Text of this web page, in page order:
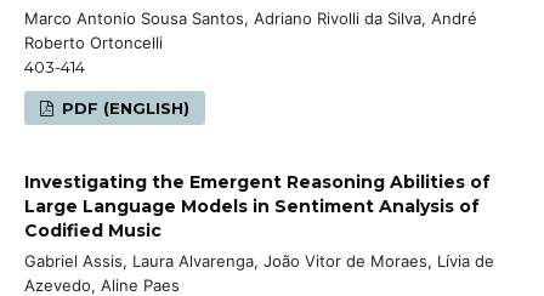
Marco Antonio Sousa Santos, Adriano Rivolli da Silva, André
Roberto Ortoncelli
403-414
PDF (ENGLISH)
Investigating the Emergent Reasoning Abilities of
Large Language Models in Sentiment Analysis of
Codified Music
Gabriel Assis, Laura Alvarenga, João Vitor de Moraes, Lívia de
Azevedo, Aline Paes